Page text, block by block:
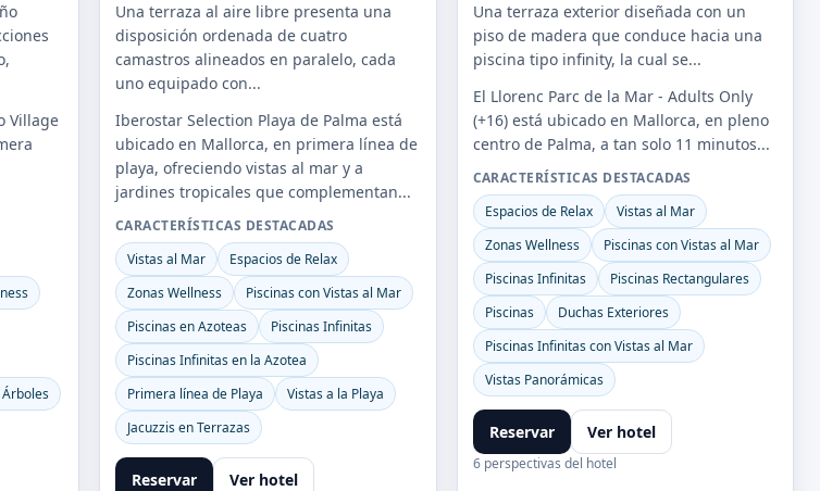
Village
Una terraza al aire libre presenta una
disposición ordenada de cuatro
camastros alineados en paralelo, cada
uno equipado con...
Iberostar Selection Playa de Palma está
ubicado en Mallorca, en primera línea de
playa, ofreciendo vistas al mar y a
jardines tropicales que complementan...
CARACTERÍSTICAS DESTACADAS
Vistas al Mar
Espacios de Relax
Zonas Wellness
Piscinas con Vistas al Mar
Piscinas en Azoteas
Piscinas Infinitas
Piscinas Infinitas en la Azotea
Primera línea de Playa
Vistas a la Playa
Jacuzzis en Terrazas
Reservar Ver hotel
Una terraza exterior diseñada con un
piso de madera que conduce hacia una
piscina tipo infinity, la cual se...
El Llorenc Parc de la Mar - Adults Only
(+16) está ubicado en Mallorca, en pleno
centro de Palma, a tan solo 11 minutos...
CARACTERÍSTICAS DESTACADAS
Espacios de Relax
Vistas al Mar
Zonas Wellness
Piscinas con Vistas al Mar
Piscinas Infinitas
Piscinas Rectangulares
Piscinas
Duchas Exteriores
Piscinas Infinitas con Vistas al Mar
Vistas Panorámicas
Reservar Ver hotel
6 perspectivas del hotel